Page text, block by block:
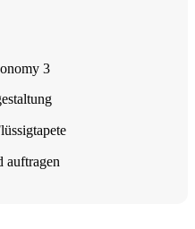
3
auftragen